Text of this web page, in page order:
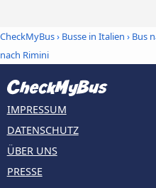
CheckMyBus› Busse in Italien › Bus
nach Rimini
IMPRESSUM
DATENSCHUTZ
ÜBER UNS
PRESSE